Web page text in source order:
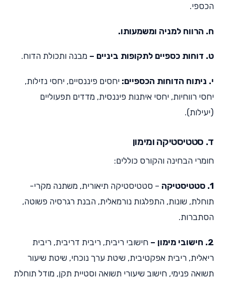
הכספי.
ח. הרווח למניה ומשמעותו.
ט. דוחות כספיים לתקופות ביניים – מבנה ותכולת הדוח.
י. ניתוח הדוחות הכספיים: יחסים פיננסיים, יחסי נזילות,
יחסי רווחיות, יחסי איתנות פיננסית, מדדים תפעוליים
(יעילות).
ד. סטטיסטיקה ומימון
חומרי הבחינה והקורס כוללים:
1. סטטיסטיקה
– סטטיסטיקה תיאורית, משתנה מקרי-
תוחלת, שונות, התפלגות נורמאלית, הבנת רגרסיה פשוטה,
הסתברות.
2. חישובי מימון –
חישובי ריבית, ריבית דריבית, ריבית
ריאלית, ריבית אפקטיבית, שיטת ערך נוכחי, שיטת שיעור
תשואה פנימי, חישוב שיעורי תשואה וסטיית תקן, מודל תוחלת